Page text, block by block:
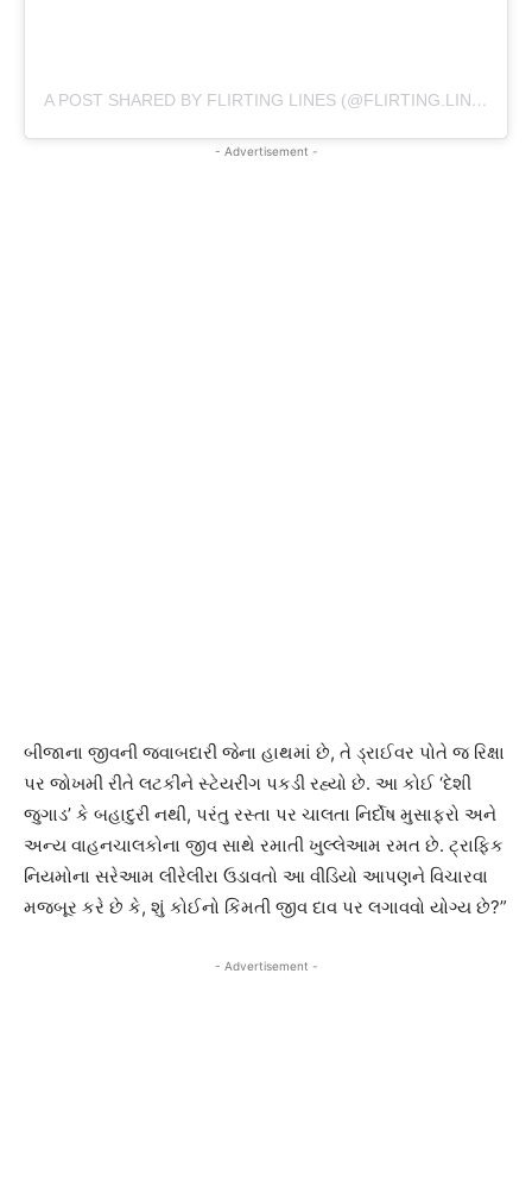
A POST SHARED BY FLIRTING LINES (@FLIRTING.LINES)
- Advertisement -
બીજાના જીવની જવાબદારી જેના હાથમાં છે, તે ડ્રાઈવર પોતે જ રિક્ષા
પર જોખમી રીતે લટકીને સ્ટેયરીંગ પકડી રહ્યો છે. આ કોઈ ‘દેશી
જુગાડ’ કે બહાદુરી નથી, પરંતુ રસ્તા પર ચાલતા નિર્દોષ મુસાફરો અને
અન્ય વાહનચાલકોના જીવ સાથે રમાતી ખુલ્લેઆમ રમત છે. ટ્રાફિક
નિયમોના સરેઆમ લીરેલીરા ઉડાવતો આ વીડિયો આપણને વિચારવા
મજબૂર કરે છે કે, શું કોઈનો કિંમતી જીવ દાવ પર લગાવવો યોગ્ય છે?”
- Advertisement -